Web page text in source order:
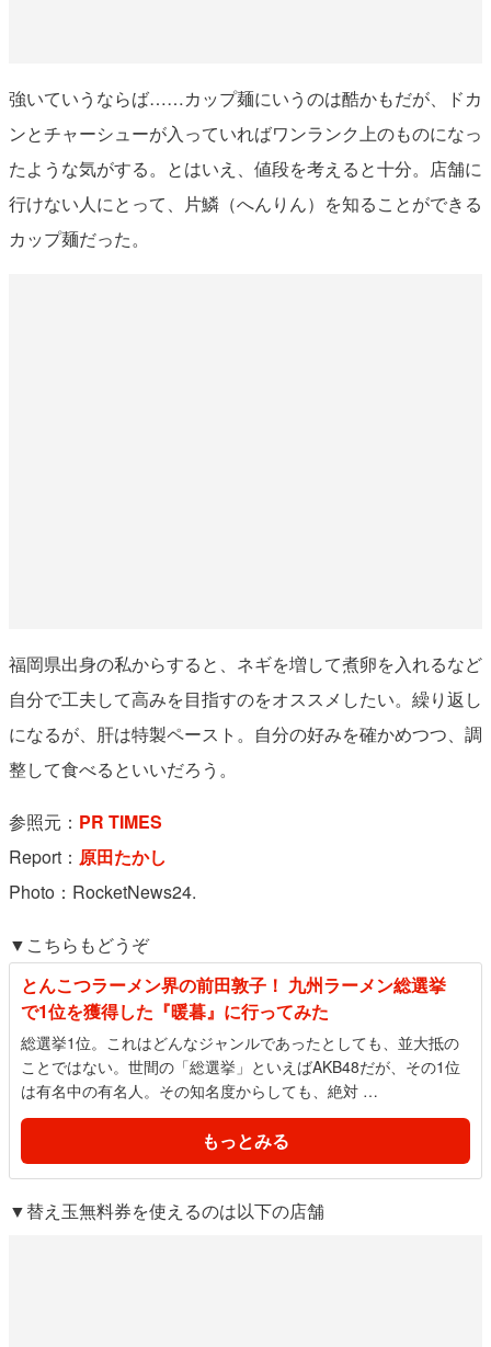
強いていうならば……カップ麺にいうのは酷かもだが、ドカ
ンとチャーシューが入っていればワンランク上のものになっ
たような気がする。とはいえ、値段を考えると十分。店舗に
行けない人にとって、片鱗（へんりん）を知ることができる
カップ麺だった。
福岡県出身の私からすると、ネギを増して煮卵を入れるなど
自分で工夫して高みを目指すのをオススメしたい。繰り返し
になるが、肝は特製ペースト。自分の好みを確かめつつ、調
整して食べるといいだろう。
参照元： PR TIMES
Report： 原田たかし
Photo：RocketNews24.
▼こちらもどうぞ
とんこつラーメン界の前田敦子！ 九州ラーメン総選挙
で1位を獲得した『暖暮』に行ってみた
総選挙1位。これはどんなジャンルであったとしても、並大抵の
ことではない。世間の「総選挙」といえばAKB48だが、その1位
は有名中の有名人。その知名度からしても、絶対 …
もっとみる
▼替え玉無料券を使えるのは以下の店舗